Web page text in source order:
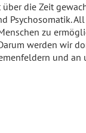
die Zeit
Psychosomatik.
zu
werden wir
und an